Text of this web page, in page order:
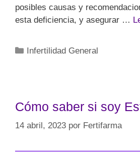
posibles causas y
esta deficiencia, y asegurar …
Infertilidad General
Cómo saber si soy
14 abril, 2023 por Fertifarma